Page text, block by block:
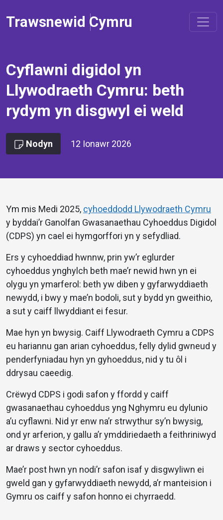
Trawsnewid Cymru
Cyflawni digidol yn
Llywodraeth Cymru: beth
rydym yn disgwyl ei weld
Nodyn 12 Ionawr 2026
Ym mis Medi 2025, cyhoeddodd Llywodraeth Cymru
y byddai’r Ganolfan Gwasanaethau Cyhoeddus Digidol
(CDPS) yn cael ei hymgorffori yn y sefydliad.
Ers y cyhoeddiad hwnnw, prin yw’r eglurder
cyhoeddus ynghylch beth mae’r newid hwn yn ei
olygu yn ymarferol: beth yw diben y gyfarwyddiaeth
newydd, i bwy y mae’n bodoli, sut y bydd yn gweithio,
a sut y caiff llwyddiant ei fesur.
Mae hyn yn bwysig. Caiff Llywodraeth Cymru a CDPS
eu hariannu gan arian cyhoeddus, felly dylid gwneud y
penderfyniadau hyn yn gyhoeddus, nid y tu ôl i
ddrysau caeedig.
Crëwyd CDPS i godi safon y ffordd y caiff
gwasanaethau cyhoeddus yng Nghymru eu dylunio
a’u cyflawni. Nid yr enw na’r strwythur sy’n bwysig,
ond yr arferion, y gallu a’r ymddiriedaeth a feithriniwyd
ar draws y sector cyhoeddus.
Mae’r post hwn yn nodi’r safon isaf y disgwyliwn ei
gweld gan y gyfarwyddiaeth newydd, a’r manteision i
Gymru os caiff y safon honno ei chyrraedd.